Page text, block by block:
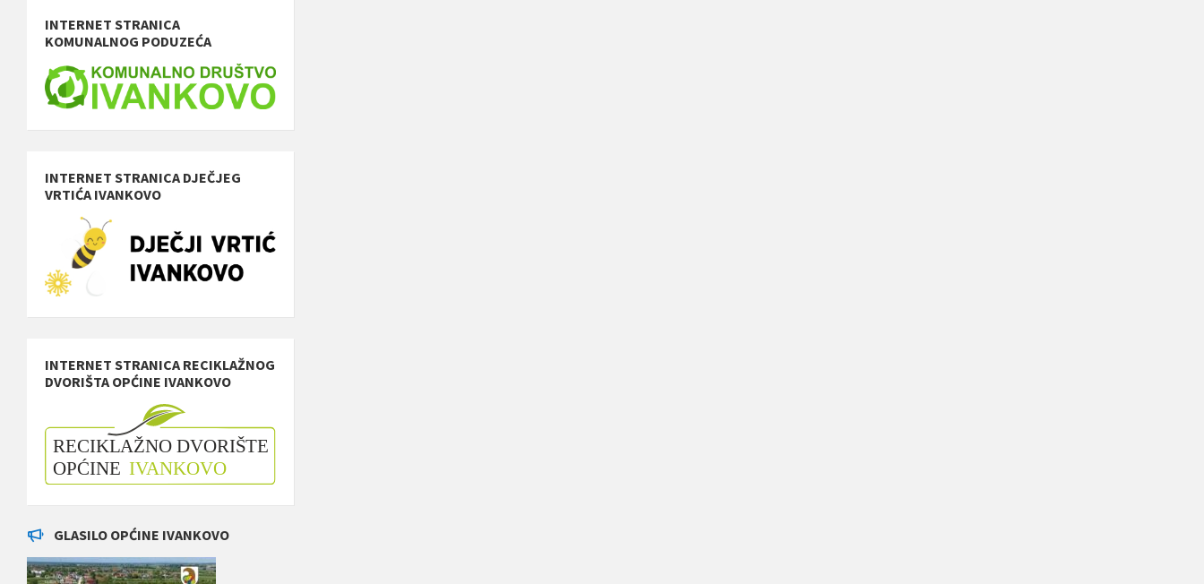
INTERNET STRANICA
KOMUNALNOG PODUZEĆA
INTERNET STRANICA DJEČJEG
VRTIĆA IVANKOVO
INTERNET STRANICA RECIKLAŽNOG
DVORIŠTA OPĆINE IVANKOVO
GLASILO OPĆINE IVANKOVO